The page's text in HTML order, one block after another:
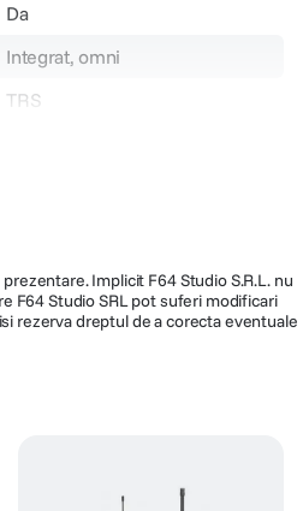
Da
Integrat, omni
TRS
2,4 Ghz
Body pack
Implicit F64 Studio S.R.L. nu
F64 Studio SRL pot suferi modificari
rezerva dreptul de a corecta eventuale